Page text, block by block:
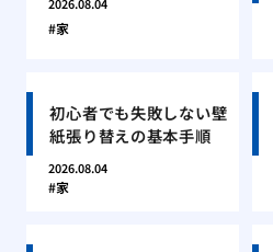
2026.08.04
家
初心者でも失敗しない壁
紙張り替えの基本手順
2026.08.04
家